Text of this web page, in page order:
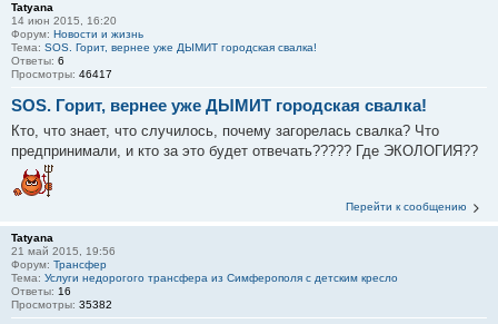
Tatyana
14 июн 2015, 16:20
Форум: Новости и жизнь
Тема: SOS. Горит, вернее уже ДЫМИТ городская свалка!
Ответы: 6
Просмотры: 46417
SOS. Горит, вернее уже ДЫМИТ городская свалка!
Кто, что знает, что случилось, почему загорелась свалка? Что
предпринимали, и кто за это будет отвечать????? Где ЭКОЛОГИЯ??
Перейти к сообщению
Tatyana
21 май 2015, 19:56
Форум: Трансфер
Тема: Услуги недорогого трансфера из Симферополя с детским кресло
Ответы: 16
Просмотры: 35382